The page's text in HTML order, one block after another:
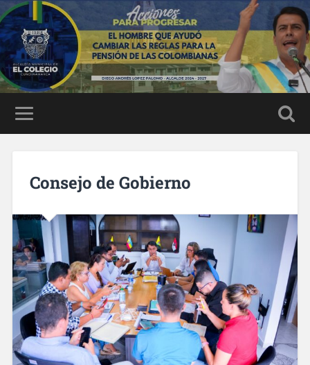
Consejo de Gobierno